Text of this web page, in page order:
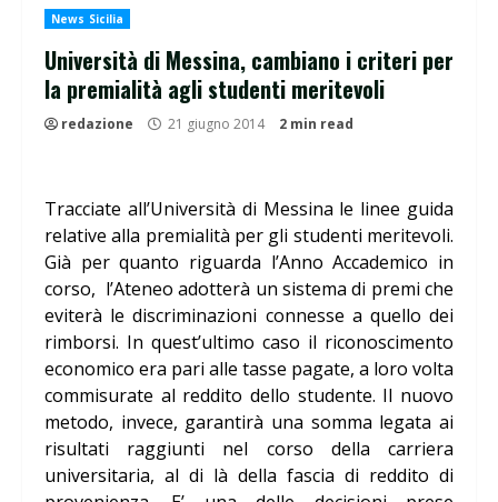
News Sicilia
Università di Messina, cambiano i criteri per
la premialità agli studenti meritevoli
redazione 21 giugno 2014 2 min read
Tracciate all’Università di Messina le linee guida
relative alla premialità per gli studenti meritevoli.
Già per quanto riguarda l’Anno Accademico in
corso, l’Ateneo adotterà un sistema di premi che
eviterà le discriminazioni connesse a quello dei
rimborsi. In quest’ultimo caso il riconoscimento
economico era pari alle tasse pagate, a loro volta
commisurate al reddito dello studente. Il nuovo
metodo, invece, garantirà una somma legata ai
risultati raggiunti nel corso della carriera
universitaria, al di là della fascia di reddito di